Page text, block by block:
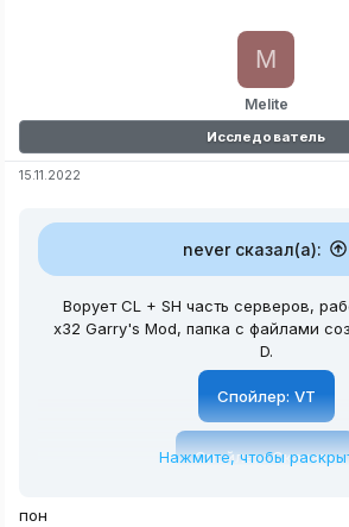
Melite
M
Исследователь
15.11.2022
never сказал(а):
Ворует CL + SH часть серверов,
x32 Garry's Mod, папка с файлами
D.
Спойлер: VT
Спойлер:Скачать
Нажмите, чтобы
пон